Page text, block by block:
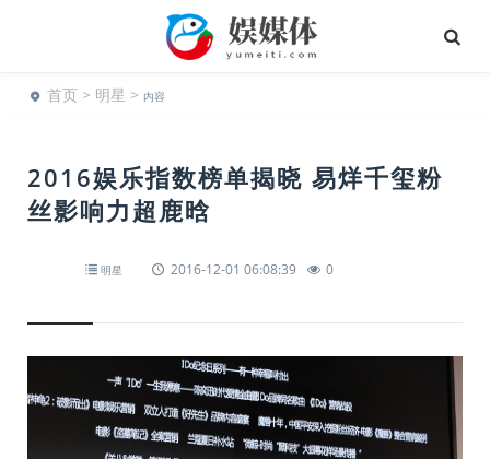
首页 > 明星 > 内容
2016娱乐指数榜单揭晓 易烊千玺粉
丝影响力超鹿晗
明星 2016-12-01 06:08:39 0